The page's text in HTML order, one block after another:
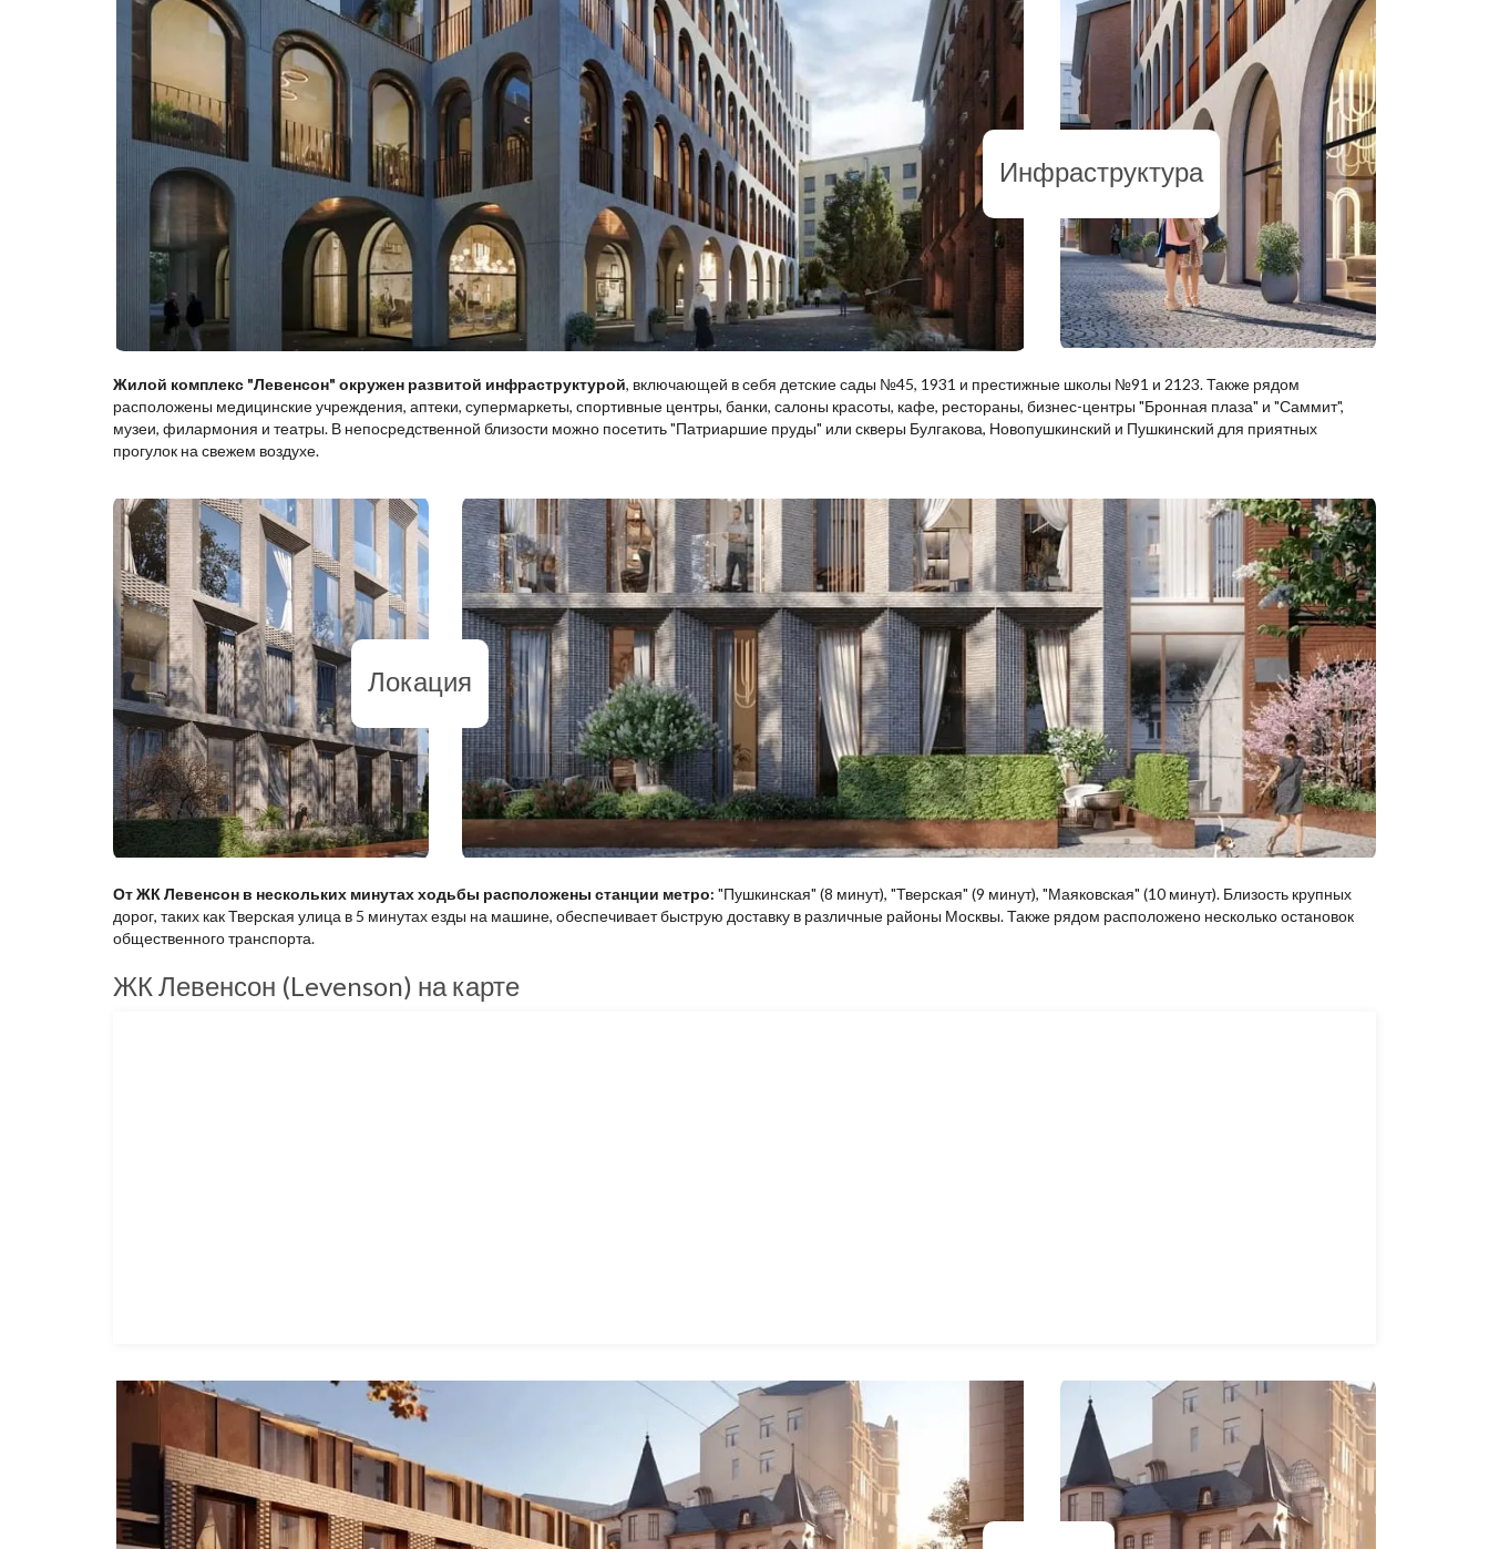
Инфраструктура
Жилой комплекс "Левенсон" окружен развитой инфраструктурой, включающей в себя детские сады №45, 1931 и престижные школы №91 и 2123. Также рядом
расположены медицинские учреждения, аптеки, супермаркеты, спортивные центры, банки, салоны красоты, кафе, рестораны, бизнес-центры "Бронная плаза" и "Саммит",
музеи, филармония и театры. В непосредственной близости можно посетить "Патриаршие пруды" или скверы Булгакова, Новопушкинский и Пушкинский для приятных
прогулок на свежем воздухе.
Локация
От ЖК Левенсон в нескольких минутах ходьбы расположены станции метро: "Пушкинская" (8 минут), "Тверская" (9 минут), "Маяковская" (10 минут). Близость крупных
дорог, таких как Тверская улица в 5 минутах езды на машине, обеспечивает быструю доставку в различные районы Москвы. Также рядом расположено несколько остановок
общественного транспорта.
ЖК Левенсон (Levenson) на карте